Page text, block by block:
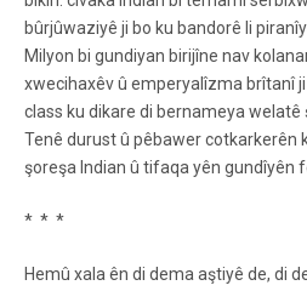
bûrjûwaziyê ji bo ku bandorê li
Milyon bi gundiyan birijîne nav
xwecihaxêv û emperyalîzma brîtanî
class ku dikare di bernameya welatê
Tenê durust û pêbawer cotkarkerên
şoreşa Indian û tifaqa yên gundîyên
* * *
Hemû xala ên di dema aştiyê de, di